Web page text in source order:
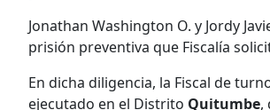
Jonathan Washington O. y Jordy
prisión preventiva que Fiscalía
En dicha diligencia, la Fiscal de
ejecutado en el Distrito Quitumbe,